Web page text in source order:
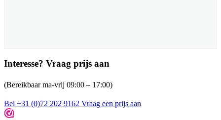
Interesse? Vraag prijs aan
(Bereikbaar ma-vrij 09:00 – 17:00)
Bel +31 (0)72 202 9162 Vraag een prijs aan